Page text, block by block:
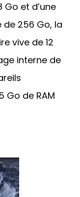
Go et d’une
256 Go, la
vive de 12
interne de
de RAM